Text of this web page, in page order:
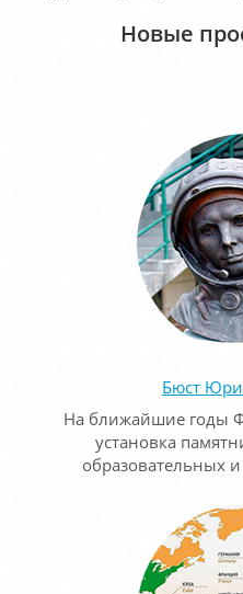
Новые
Бюст
На ближайшие годы
установка
образовательных